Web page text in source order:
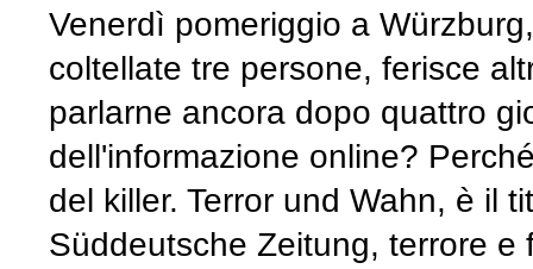
Venerdì pomeriggio a
coltellate tre persone, ferisce
parlarne ancora dopo quattro
dell'informazione online?
del killer. Terror und Wahn, è il
Süddeutsche Zeitung, terrore